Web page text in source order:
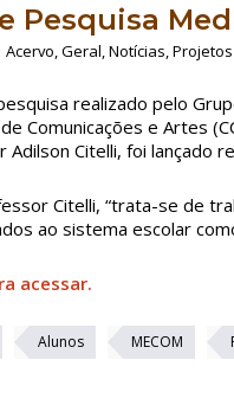
Pesquisa
Acervo,Geral,Notícias,
realizado pelo
Comunicações e Artes
Adilson Citelli, foi lançado
Citelli, “trata-se de
ao sistema escolar
acessar.
Alunos MECOM